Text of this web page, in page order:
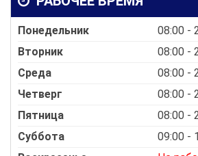
Понедельник
08:00 -
Вторник
08:00 -
Среда
08:00 -
Четверг
08:00 -
Пятница
08:00 -
Суббота
09:00 -